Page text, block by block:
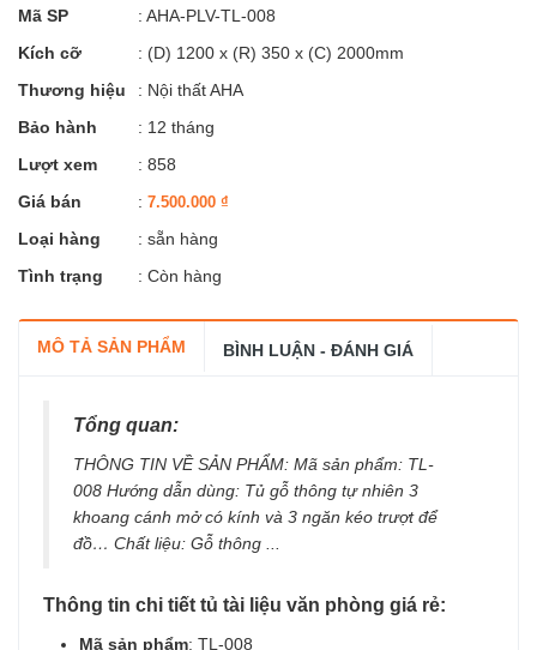
Mã SP : AHA-PLV-TL-008
Kích cỡ
: (D) 1200 x (R) 350 x (C) 2000mm
Thương hiệu
: Nội thất AHA
Bảo hành
: 12 tháng
Lượt xem
: 858
Giá bán
: 7.500.000 ₫
Loại hàng
: sẵn hàng
Tình trạng
: Còn hàng
MÔ TẢ SẢN PHẨM BÌNH LUẬN - ĐÁNH GIÁ
Tổng quan:
THÔNG TIN VỀ SẢN PHẨM: Mã sản phẩm: TL-
008 Hướng dẫn dùng: Tủ gỗ thông tự nhiên 3
khoang cánh mở có kính và 3 ngăn kéo trượt để
đồ… Chất liệu: Gỗ thông ...
Thông tin chi tiết tủ tài liệu văn phòng giá rẻ:
Mã sản phẩm: TL-008